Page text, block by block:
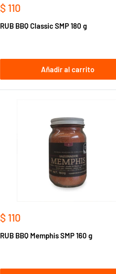
Precio
venta
$ 110
RUB BBQ Classic SMP 180 g
Añadir al carrito
Precio
venta
$ 110
RUB BBQ Memphis SMP 160 g